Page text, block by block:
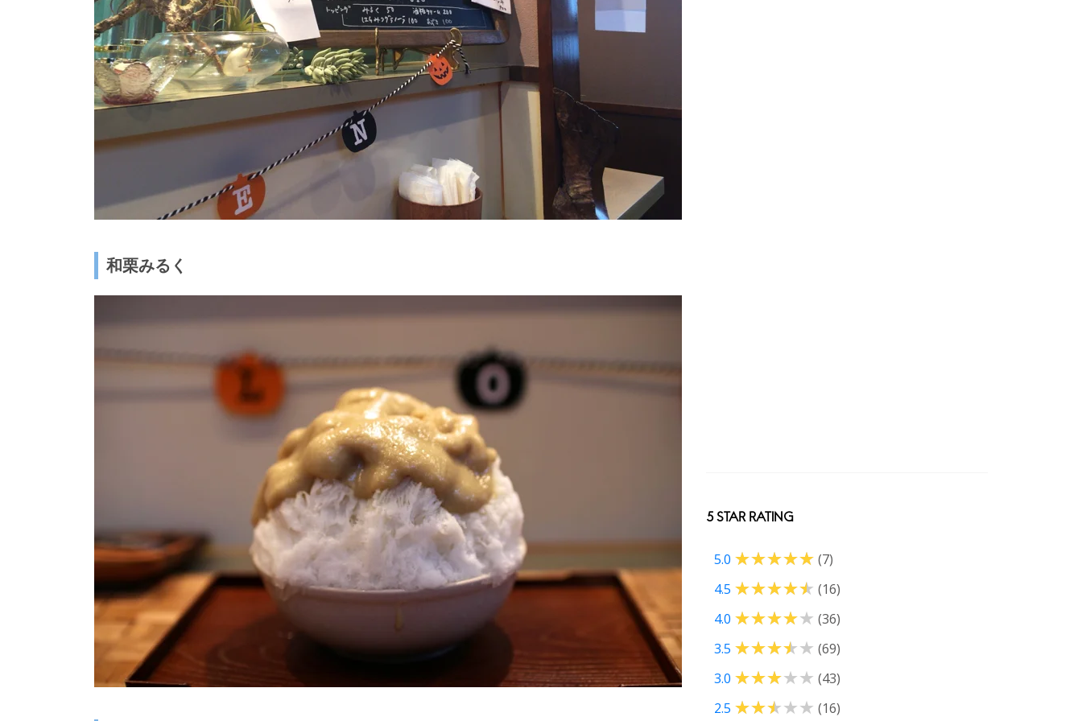
和栗みるく
5 STAR RATING
5.0
(7)
4.5
(16)
4.0
(36)
3.5
(69)
3.0
(43)
2.5
(16)